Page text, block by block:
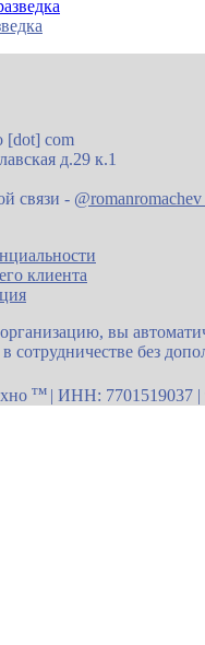
[dot] com
д.29 к.1
связи -
клиента
вы
сотрудничестве без
тм | ИНН: 7701519037 |